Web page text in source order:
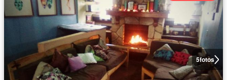
5fotos